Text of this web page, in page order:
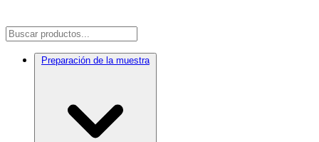
Preparación de la muestra